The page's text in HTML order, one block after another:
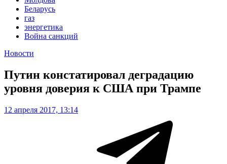
Беларусь
газ
энергетика
Война санкций
Новости
Путин констатировал деградацию
уровня доверия к США при Трампе
12 апреля 2017, 13:14